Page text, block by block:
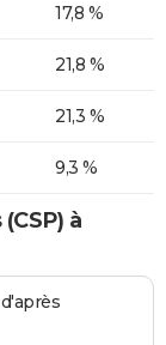
17,8 %
21,8 %
21,3 %
9,3 %
à